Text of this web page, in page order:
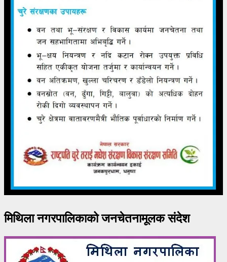
मिथिला नगरपालिकाको जनचेतनामूलक संदेश